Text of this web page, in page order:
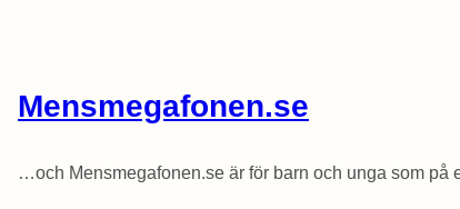
Mensmegafonen.se
…och Mensmegafonen.se är för barn och unga som på